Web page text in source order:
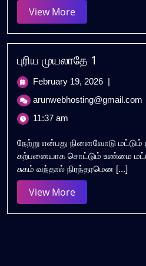
View MoreView
More
புரிய முயலாதே 1
February 19, 2026 February
2026
|
arunwebhosting@gmail.com
11:37 am
நேற்று என்பது நினைவோடு
கற்பனையாக சொட்டும் உண்மை
சுகம் வந்தால் நிரந்தரமென [...]
View MoreView
More